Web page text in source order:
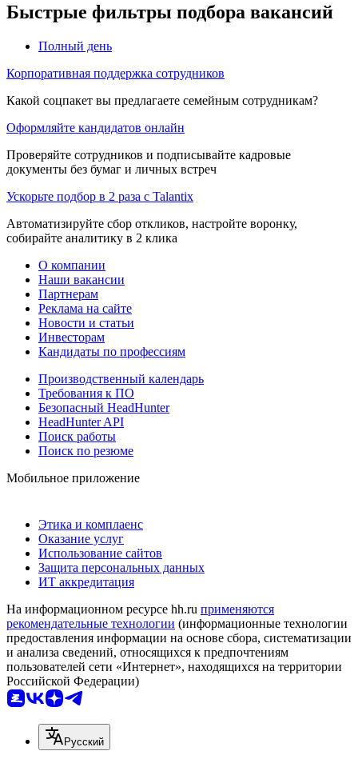
Быстрые фильтры подбора вакансий
Полный день
Корпоративная поддержка сотрудников
Какой соцпакет вы предлагаете семейным сотрудникам?
Оформляйте кандидатов онлайн
Проверяйте сотрудников и подписывайте кадровые
документы без бумаг и личных встреч
Ускорьте подбор в 2 раза с Talantix
Автоматизируйте сбор откликов, настройте воронку,
собирайте аналитику в 2 клика
О компании
Наши вакансии
Партнерам
Реклама на сайте
Новости и статьи
Инвесторам
Кандидаты по профессиям
Производственный календарь
Требования к ПО
Безопасный HeadHunter
HeadHunter API
Поиск работы
Поиск по резюме
Мобильное приложение
Этика и комплаенс
Оказание услуг
Использование сайтов
Защита персональных данных
ИТ аккредитация
На информационном ресурсе hh.ru применяются
рекомендательные технологии (информационные технологии
предоставления информации на основе сбора, систематизации
и анализа сведений, относящихся к предпочтениям
пользователей сети «Интернет», находящихся на территории
Российской Федерации)
Русский